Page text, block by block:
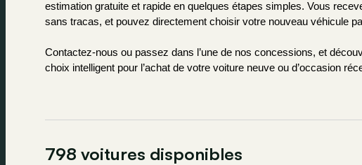
estimation gratuite et rapide en quelques étapes simples. Vous
sans tracas, et pouvez directement choisir votre nouveau véhicule
Contactez-nous ou passez dans l’une de nos concessions, et
choix intelligent pour l’achat de votre voiture neuve ou d’occasion
798 voitures disponibles